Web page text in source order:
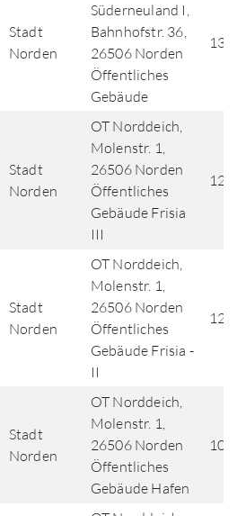
Stadt
Norden
Süderneuland I,
Bahnhofstr. 36,
26506 Norden
Öffentliches
Gebäude
Stadt
Norden
OT Norddeich,
Molenstr. 1,
26506 Norden
Öffentliches
Gebäude Frisia
III
Stadt
Norden
OT Norddeich,
Molenstr. 1,
26506 Norden
Öffentliches
Gebäude Frisia -
II
Stadt
Norden
OT Norddeich,
Molenstr. 1,
26506 Norden
Öffentliches
Gebäude Hafen